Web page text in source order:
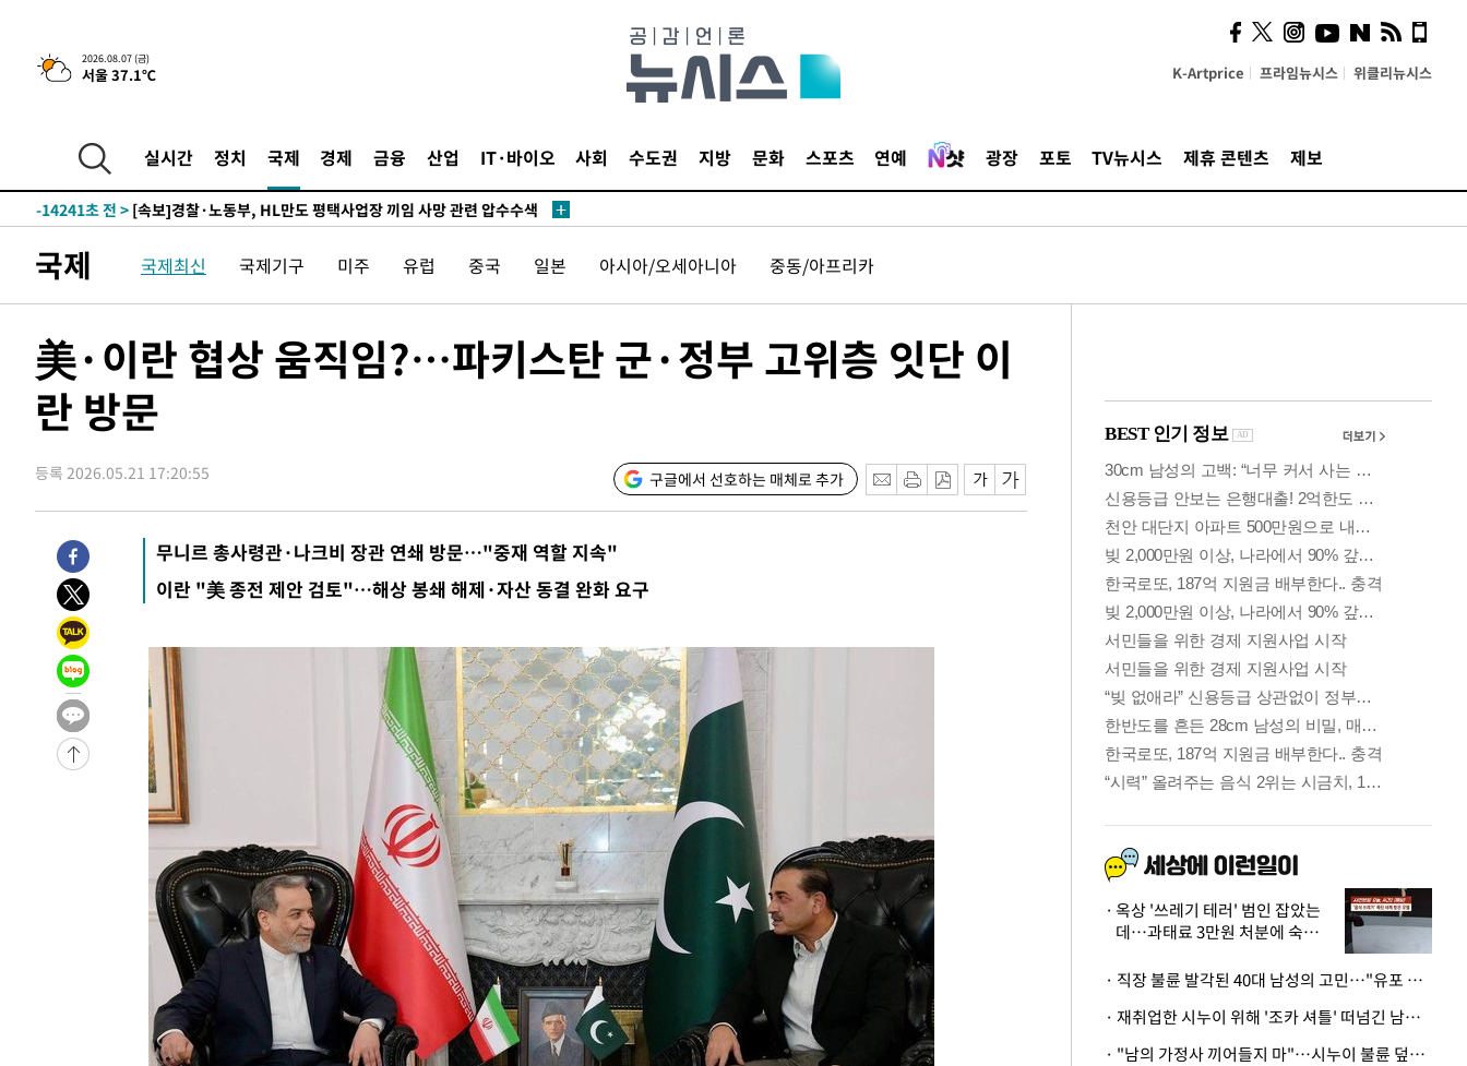
2026.08.07 (금)
서울 37.1℃ K-Artprice 프라임뉴시스 위클리뉴시스
실시간 정치 국제 경제 금융 산업 IT·바이오 사회 수도권 지방 문화 스포츠 연예 광장 포토 TV뉴시스 제휴 콘텐츠 제보
25.3%↑
-20818초 전 >[속보]'채상병 순직 책임' 임성근, 항소심도 징역 3년
-20684초 전 > [속보]종합특검, '관저이전 봐주기 감사' 유병호 구속기소
-16534초 전 >
[속보]'300억원대 사기 혐의' 차가원 대표 구속 송치
-15728초 전 >
-14241초 전 > [속보]경찰·노동부, HL만도 평택사업장 끼임 사망 관련 압수수색
압수수색
-13877초 전 >
[속보]원·달러 환율, 오전 9시 1423.8원
-13673초 전 >[속보]삼성전자·SK하이닉스 동반 강보합…1%대 상승 출발
-13627초 전 >
[속보]코스피, 6300선 재탈환…1.09% 오른 6365.07 개장
-10792초 전 >시리아 다마스쿠스 교외에서 미니버스 폭발.. 14명 부상, 3명은 중
태
-10090초 전 >입추에도 극한더위…서울 낮 39도 '폭염중대경보'
례 큰 폭발음
-3769초 전 >[속보]美, 폴리실리콘 수입 규제…파생제품 15% 관세, 120일 후 발
효
-1920초 전 >[속보]트럼프, 美 원정출산 금지 행정명령 서명
6분 전 >[속보] 뉴욕증시, 일제 하락 마감…나스닥 0.06%↓
-31995초 전 >
[속보]규제합리화위원회 부위원장에 김태유 서울대 공대 교수…이
병태 후임
-28353초 전 >
[속보]국힘 윤리위, '돌려차기 발언' 진종오·서범수 징계 절차 개시
-23678초 전 >
25.3%↑
-20838초 전 >
[속보]'채상병 순직 책임' 임성근, 항소심도 징역 3년
-20704초 전 >
[속보]종합특검, '관저이전 봐주기 감사' 유병호 구속기소
-17304초 전 >
민주 콩고 에볼라환자 4천명 돌파, 4053명 발생 1850명 사망
-16554초 전 >
[속보]'300억원대 사기 혐의' 차가원 대표 구속 송치
"미 전국적 살모네라 식중독 원인은 멕시코산 할라피뇨"-- CDC
[속보]경찰·노동부, HL만도 평택사업장 끼임 사망 관련 압수수색
[속보]합수본, '투표율 허위 입력' 중앙·서울·경기도 선관위 등 9곳
[속보]원·달러 환율, 오전 9시 1423.8원
[속보]삼성전자·SK하이닉스 동반 강보합…1%대 상승 출발
[속보]코스닥, 5.95포인트(0.74%) 상승한 807.62개장
[속보]코스피, 6300선 재탈환…1.09% 오른 6365.07 개장
시리아 다마스쿠스 교외에서 미니버스 폭발.. 14명 부상, 3명은 중
입추에도 극한더위…서울 낮 39도 '폭염중대경보'
국제 국제최신 국제기구 미주 유럽 중국 일본 아시아/오세아니아 중동/아프리카
美·이란 협상 움직임?…파키스탄 군·정부 고위층 잇단 이
란 방문
등록 2026.05.21 17:20:55 구글에서 선호하는 매체로 추가
무니르 총사령관·나크비 장관 연쇄 방문…"중재 역할 지속"
이란 "美 종전 제안 검토"…해상 봉쇄 해제·자산 동결 완화 요구
시, 스마트폰 액세서리에
NFC 더했다
옥상 '쓰레기 테러' 범인 잡았는
데…과태료 3만원 처분에 숙박업
· 직장 불륜 발각된 40대 남성의 고민…"유포 동료 명예훼손·협박죄 고소 가능할까"
· 재취업한 시누이 위해 '조카 셔틀' 떠넘긴 남편…아내 "난 못한다"
· "남의 가정사 끼어들지 마"…시누이 불륜 덮으려는 남편에 억울한 아내